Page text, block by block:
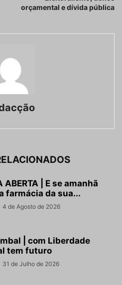
orçamental e dívida pública
ABERTA | E se amanhã
farmácia da sua...
4 de Agosto de 2026
| com Liberdade
tem futuro
31 de Julho de 2026